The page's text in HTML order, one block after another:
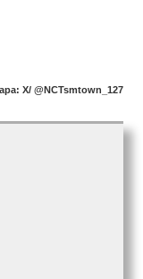
X/ @NCTsmtown_127